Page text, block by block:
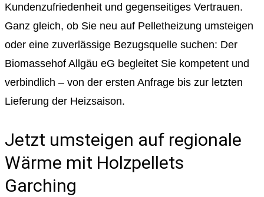
Kundenzufriedenheit und gegenseitiges Vertrauen.
Ganz gleich, ob Sie neu auf Pelletheizung umsteigen
oder eine zuverlässige Bezugsquelle suchen: Der
Biomassehof Allgäu eG begleitet Sie kompetent und
verbindlich – von der ersten Anfrage bis zur letzten
Lieferung der Heizsaison.
Jetzt umsteigen auf regionale
Wärme mit Holzpellets
Garching